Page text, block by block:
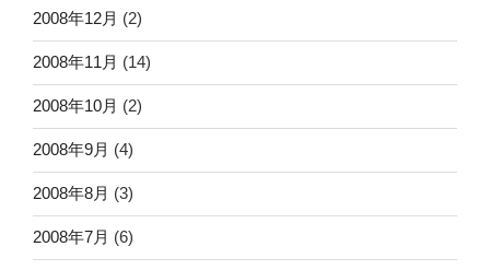
2008年12月 (2)
2008年11月 (14)
2008年10月 (2)
2008年9月 (4)
2008年8月 (3)
2008年7月 (6)